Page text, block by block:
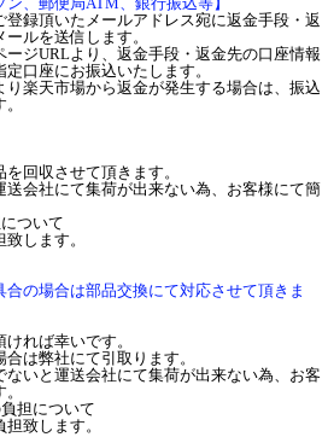
録頂いたメールアドレス宛に返金手段・返
ルを送信します。
ジURLより、返金手段・返金先の口座情報
口座にお振込いたします。
天市場から返金が発生する場合は、振込
回収させて頂きます。
会社にて集荷が出来ない為、お客様にて簡
ついて
します。
の場合は部品交換にて対応させて頂きま
れば幸いです。
は弊社にて引取ります。
いと運送会社にて集荷が出来ない為、お客
担について
致します。